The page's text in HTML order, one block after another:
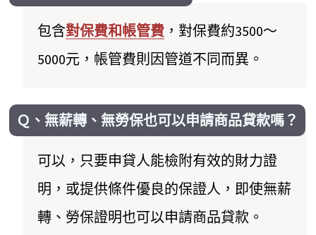
包含對保費和帳管費 ，對保費約3500～
5000元，帳管費則因管道不同而異。
Ｑ、無薪轉、無勞保也可以申請商品貸款嗎？
可以，只要申貸人能檢附有效的財力證
明，或提供條件優良的保證人，即使無薪
轉、勞保證明也可以申請商品貸款。